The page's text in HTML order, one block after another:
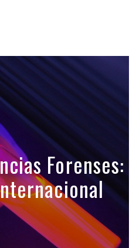
Forenses: